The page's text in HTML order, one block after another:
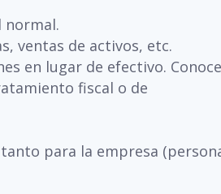
normal.
ventas de activos, etc.
en lugar de efectivo.
fiscal o de
para la empresa